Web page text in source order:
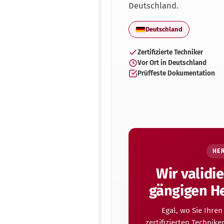
Deutschland.
Deutschland
Zertifizierte Techniker
Vor Ort in Deutschland
Prüffeste Dokumentation
Wir
gängigen
Egal, wo Sie